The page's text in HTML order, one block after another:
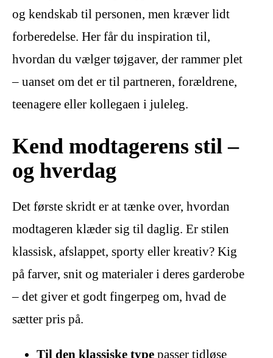
og kendskab til personen, men kræver lidt
forberedelse. Her får du inspiration til,
hvordan du vælger tøjgaver, der rammer plet
– uanset om det er til partneren, forældrene,
teenagere eller kollegaen i juleleg.
Kend modtagerens stil –
og hverdag
Det første skridt er at tænke over, hvordan
modtageren klæder sig til daglig. Er stilen
klassisk, afslappet, sporty eller kreativ? Kig
på farver, snit og materialer i deres garderobe
– det giver et godt fingerpeg om, hvad de
sætter pris på.
Til den klassiske type passer tidløse